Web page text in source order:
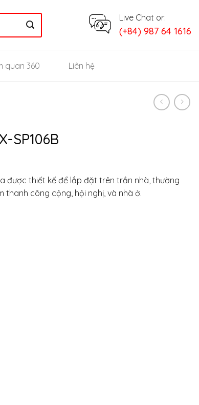
Live Chat or:
(+84) 987 64 1616
quan 360 Liên hệ
SP106B
được thiết kế để lắp đặt trên trần nhà, thường
công cộng, hội nghị, và nhà ở.